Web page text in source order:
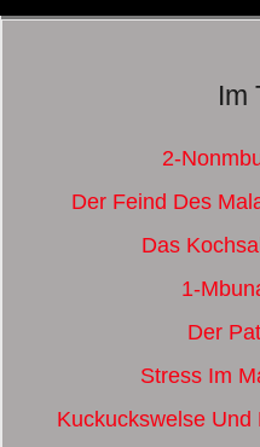
Im
2-
Der Feind Des
Das
1-
Der
Stress Im
Kuckuckswelse